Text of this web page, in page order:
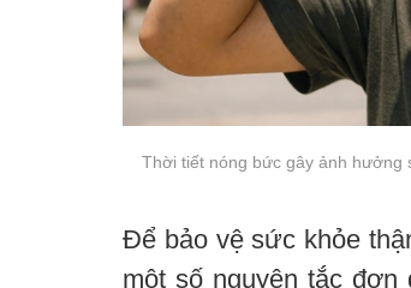
Thời tiết nóng bức gây ảnh hưởng
Để bảo vệ sức khỏe
một số nguyên tắc